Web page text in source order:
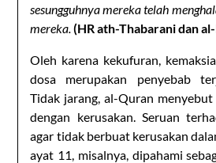
sesungguhnya mereka telah
mereka.(HR ath-Thabarani dan
Oleh karena kekufuran,
dosa merupakan penyebab
Tidak jarang, al-Quran
dengan kerusakan. Seruan
agar tidak berbuat kerusakan
ayat 11, misalnya, dipahami